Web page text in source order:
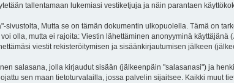
tallentamaan lukemiasi vestiketjuja ja näin parantaen
Mutta se on tämän dokumentin ulkopuolella. Tämä on
olla, mutta ei rajoita: Viestin lähettäminen anonyyminä käyttäjänä
viestit rekisteröitymisen ja sisäänkirjautumisen jälkeen
salasana, jolla kirjaudut sisään (jälkeenpäin "salasanasi") ja
sen maan tietoturvalailla, jossa palvelin sijaitsee. Kaikki muut